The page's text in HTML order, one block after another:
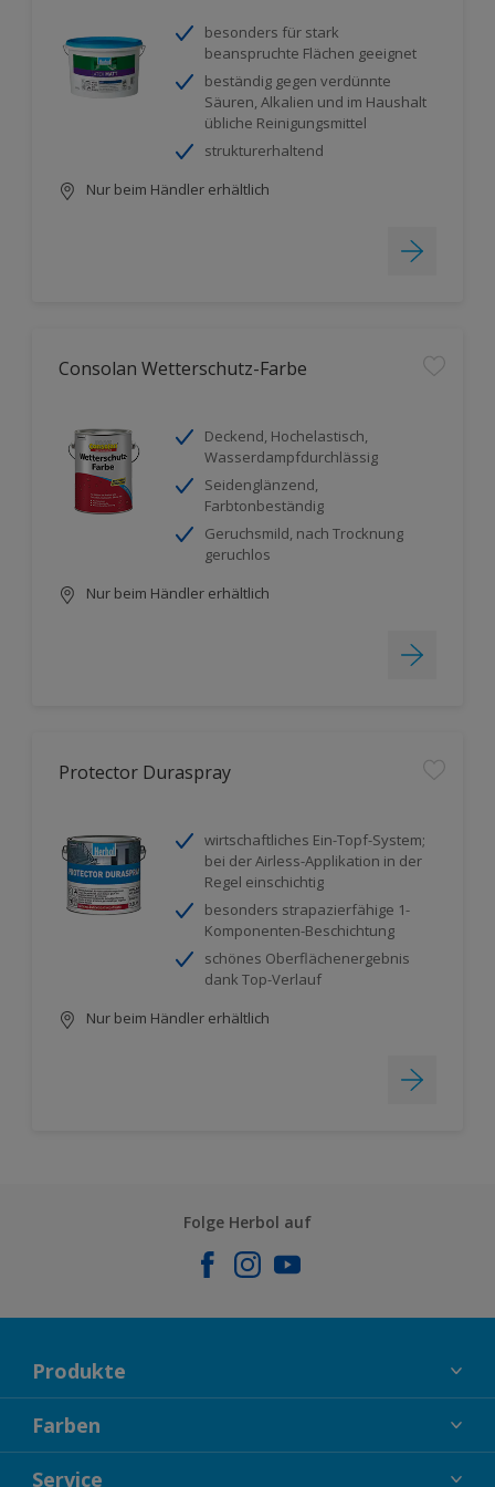
besonders für stark
beanspruchte Flächen geeignet
beständig gegen verdünnte
Säuren, Alkalien und im Haushalt
übliche Reinigungsmittel
strukturerhaltend
Nur beim Händler erhältlich
Consolan Wetterschutz-Farbe
Deckend, Hochelastisch,
Wasserdampfdurchlässig
Seidenglänzend,
Farbtonbeständig
Geruchsmild, nach Trocknung
geruchlos
Nur beim Händler erhältlich
Protector Duraspray
wirtschaftliches Ein-Topf-System;
bei der Airless-Applikation in der
Regel einschichtig
besonders strapazierfähige 1-
Komponenten-Beschichtung
schönes Oberflächenergebnis
dank Top-Verlauf
Nur beim Händler erhältlich
Folge Herbol auf
Produkte
FASSADENFARBEN
INNENFARBEN
Farben
KOLLEKTIONEN
Service